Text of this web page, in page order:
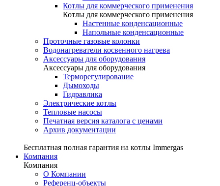
Котлы для коммерческого применения
Котлы для коммерческого применения
Настенные конденсационные
Напольные конденсационные
Проточные газовые колонки
Водонагреватели косвенного нагрева
Аксессуары для оборудования
Аксессуары для оборудования
Терморегулирование
Дымоходы
Гидравлика
Электрические котлы
Тепловые насосы
Печатная версия каталога с ценами
Архив документации
Бесплатная полная гарантия на котлы Immergas
Компания
Компания
О Компании
Референц-объекты